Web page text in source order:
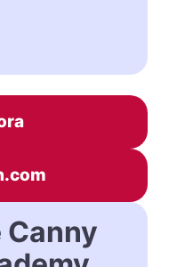
Canny